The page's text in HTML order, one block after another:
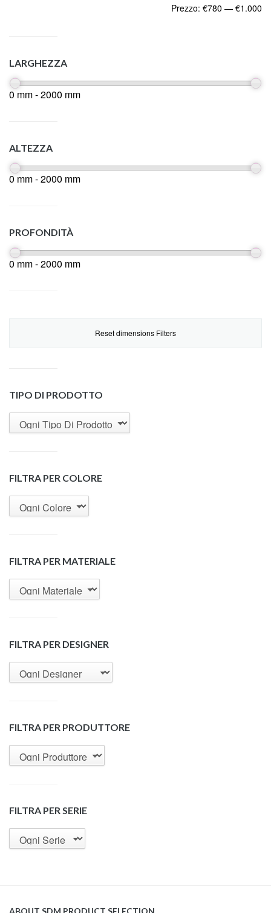
Prezzo: €780 — €1.000
LARGHEZZA
0 mm - 2000 mm
ALTEZZA
0 mm - 2000 mm
PROFONDITÀ
0 mm - 2000 mm
Reset dimensions Filters
TIPO DI PRODOTTO
FILTRA PER COLORE
FILTRA PER MATERIALE
FILTRA PER DESIGNER
FILTRA PER PRODUTTORE
FILTRA PER SERIE